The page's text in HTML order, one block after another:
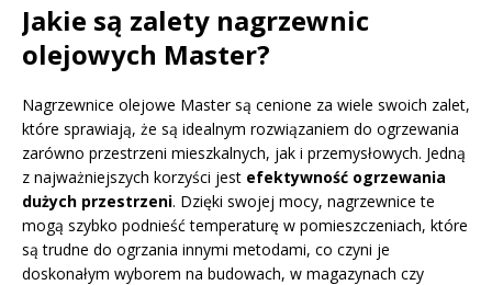
Jakie są zalety nagrzewnic
olejowych Master?
Nagrzewnice olejowe Master są cenione za wiele swoich zalet,
które sprawiają, że są idealnym rozwiązaniem do ogrzewania
zarówno przestrzeni mieszkalnych, jak i przemysłowych. Jedną
z najważniejszych korzyści jest efektywność ogrzewania
dużych przestrzeni. Dzięki swojej mocy, nagrzewnice te
mogą szybko podnieść temperaturę w pomieszczeniach, które
są trudne do ogrzania innymi metodami, co czyni je
doskonałym wyborem na budowach, w magazynach czy